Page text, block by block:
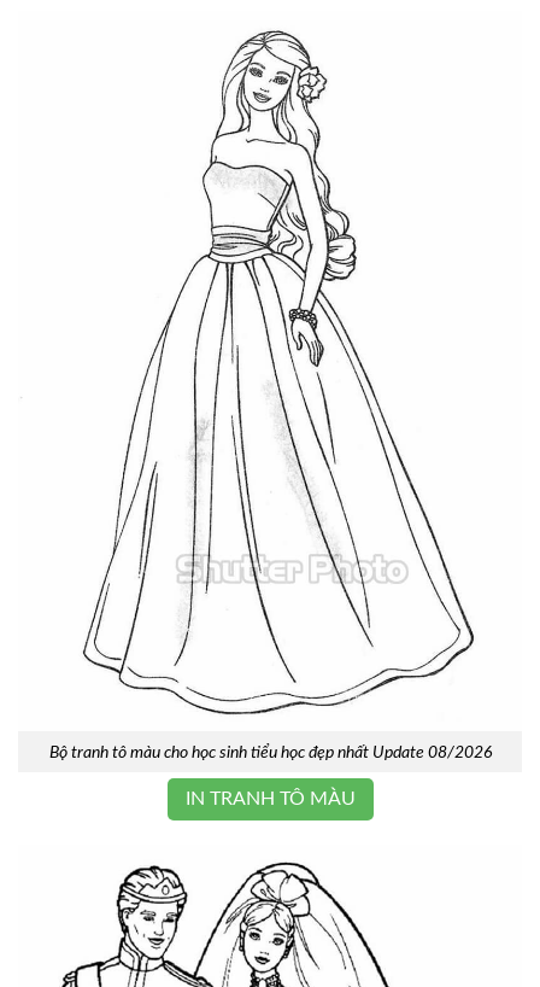
Bộ tranh tô màu cho học sinh tiểu học đẹp nhất Update 08/2026
IN TRANH TÔ MÀU